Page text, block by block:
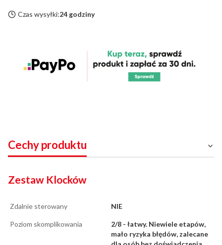
Czas wysyłki:24 godziny
Cechy produktu
Zestaw Klocków
Zdalnie sterowany NIE
Poziom skomplikowania
2/8 - łatwy. Niewiele etapów,
mało ryzyka błędów, zalecane